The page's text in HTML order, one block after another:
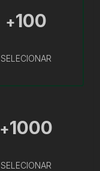
+100
SELECIONAR
+1000
SELECIONAR